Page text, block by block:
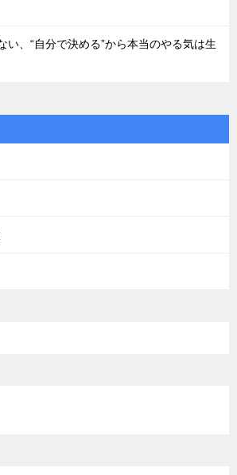
い、“自分で決める”から本当のやる気は生